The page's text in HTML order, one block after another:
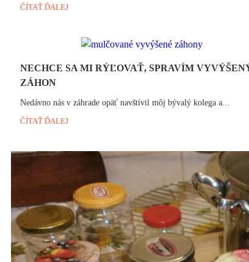
ČÍTAŤ ĎALEJ
NECHCE SA MI RÝĽOVAŤ, SPRAVÍM
ZÁHON
Nedávno nás v záhrade opäť navštívil môj bývalý kolega a...
ČÍTAŤ ĎALEJ